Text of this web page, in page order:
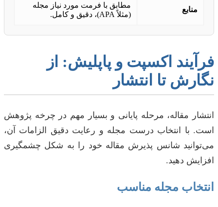
منابع
مطابق با فرمت مورد نیاز مجله
(مثلاً APA)، دقیق و کامل.
فرآیند اکسپت و پاپلیش: از
نگارش تا انتشار
انتشار مقاله، مرحله پایانی و بسیار مهم در چرخه پژوهش
است. با انتخاب درست مجله و رعایت دقیق الزامات آن،
می‌توانید شانس پذیرش مقاله خود را به شکل چشمگیری
افزایش دهید.
انتخاب مجله مناسب